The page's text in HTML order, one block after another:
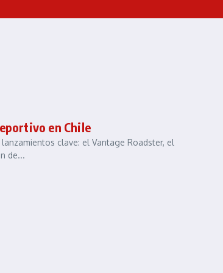
en Chile
clave: el Vantage Roadster, el
de...